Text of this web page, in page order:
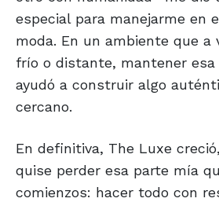
especial para manejarme en
moda. En un ambiente que a
frío o distante, mantener esa
ayudó a construir algo
cercano.
En definitiva, The Luxe
quise perder esa parte mía
comienzos: hacer todo con